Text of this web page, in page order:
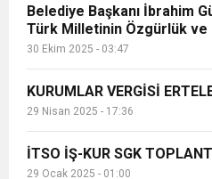
Belediye Başkanı İbrahim
Türk Milletinin Özgürlük ve
30 Ekim 2025 - 03:47
KURUMLAR VERGİSİ
29 Nisan 2025 - 17:36
İTSO İŞ-KUR SGK
29 Ocak 2025 - 01:00